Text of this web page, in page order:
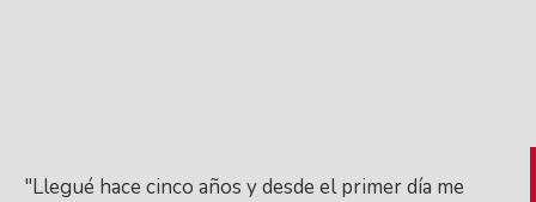
"Llegué hace cinco años y desde el primer día me